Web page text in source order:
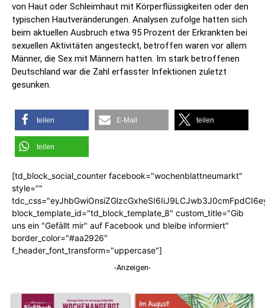
von Haut oder Schleimhaut mit Körperflüssigkeiten oder den
typischen Hautveränderungen. Analysen zufolge hatten sich
beim aktuellen Ausbruch etwa 95 Prozent der Erkrankten bei
sexuellen Aktivitäten angesteckt, betroffen waren vor allem
Männer, die Sex mit Männern hatten. Im stark betroffenen
Deutschland war die Zahl erfasster Infektionen zuletzt
gesunken.
teilen E-Mail teilen
teilen
[td_block_social_counter facebook="wochenblattneumarkt"
style=""
block_template_id="td_block_template_8" custom_title="Gib
uns ein "Gefällt mir" auf Facebook und bleibe informiert"
border_color="#aa2926"
f_header_font_transform="uppercase"]
-Anzeigen-